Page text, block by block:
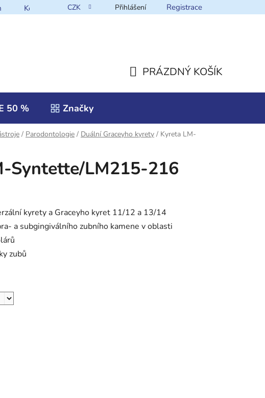
Kontakt CZK Přihlášení Registrace
PRÁZDNÝ KOŠÍK
50 % Značky
/ Parodontologie / Duální Graceyho kyrety / Kyreta LM-
Syntette/LM215-216
kyrety a Graceyho kyret 11/12 a 13/14
a subgingiválního zubního kamene v oblasti
zubů